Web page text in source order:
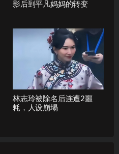
影后到平凡妈妈的转变
林志玲被除名后连遭2噩
耗，人设崩塌